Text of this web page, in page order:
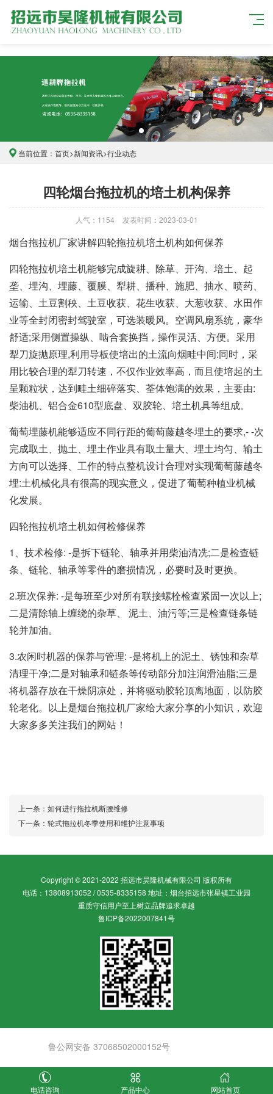
当前位置： 首页>新闻资讯>行业动态
四轮烟台拖拉机的培土机构保养
人气：1154 发表时间：2023-03-01
烟台拖拉机厂家讲解四轮拖拉机培土机构如何保养
四轮拖拉机培土机能够完成旋耕、除草、开沟、培土、起
垄、埋沟、埋藤、覆膜、犁耕、播种、施肥、抽水、喷药、
运输、土豆割秧、土豆收获、花生收获、大葱收获、水田作
业等全封闭密封驾驶室，可选装暖风。空调风扇系统，豪华
舒适;采用侧置操纵、啮合套换挡，操作灵活、方便。采用
犁刀旋抛原理,利用导板使培出的土流向烟畦中间:同时，采
用比较合理的犁刀转速，不仅作业效率高，而且使培起的土
呈颗粒状，达到畦土细碎落实、荃体饱满的效果，主要由:
柴油机、铝合金610型底盘、双胶轮、培土机具等组成。
葡萄埋藤机能够适应不同行距的葡萄藤越冬埋土的要求,- -次
完成取土、抛土、埋土作业具有取土量大、埋土均匀、输土
方向可以选择、工作的特点整机设计合理对实现葡萄藤越冬
埋:土机械化具有很高的现实意义，促进了葡萄种植业机械
化发展。
四轮拖拉机培土机如何检修保养
1、技术检修: -是拆下链轮、轴承并用柴油清冼;二是检查链
条、链轮、轴承等零件的磨损情况，必要时及时更换。
2.班次保养: -是每班至少对所有联接螺栓检查紧固一次以上;
二是清除轴上缠绕的杂草、 泥土、油污等;三是检查链条链
轮并加油。
3.农闲时机器的保养与管理: -是将机上的泥土、锈蚀和杂草
清理干净;二是对轴承和链条等传动部分加注润滑油脂;三是
将机器存放在干燥阴凉处，并将驱动胶轮顶离地面，以防胶
轮老化。以上是烟台拖拉机厂家给大家分享的小知识，欢迎
大家多多关注我们的网站！
上一条： 如何进行拖拉机断腰维修
下一条： 轮式拖拉机冬季使用和维护注意事项
Copyright © 2021-2022 招远市昊隆机械有限公司 版权所有
电话：13808913052 / 0535-8335158 地址：烟台招远市张星镇工业园
重质守信用户至上树立品牌追求卓越
鲁ICP备2022007841号
电话咨询 产品中心 网站首页
鲁公网安备 37068502000152号